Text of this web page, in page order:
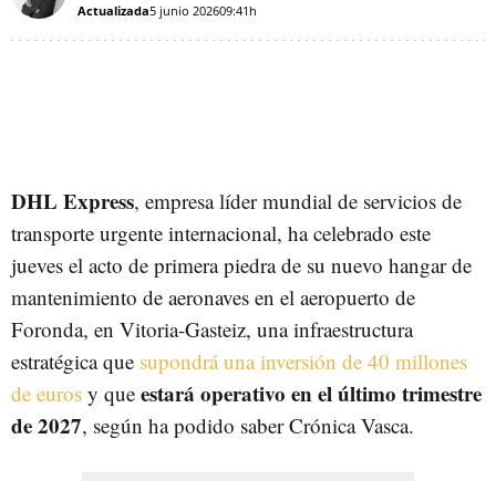
Actualizada5 junio 202609:41h
DHL Express, empresa líder mundial de servicios de
transporte urgente internacional, ha celebrado este
jueves el acto de primera piedra de su nuevo hangar de
mantenimiento de aeronaves en el aeropuerto de
Foronda, en Vitoria-Gasteiz, una infraestructura
estratégica que supondrá una inversión de 40 millones
de euros y que estará operativo en el último trimestre
de 2027, según ha podido saber Crónica Vasca.